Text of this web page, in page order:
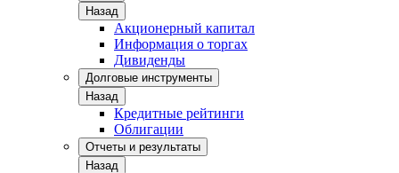
Назад
Акционерный капитал
Информация о торгах
Дивиденды
Долговые инструменты
Назад
Кредитные рейтинги
Облигации
Отчеты и результаты
Назад